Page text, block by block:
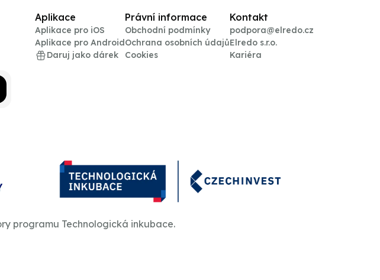
Aplikace
Aplikace pro iOS
Aplikace pro Android
Daruj jako dárek
Právní informace
Obchodní podmínky
Ochrana osobních údajů
Cookies
Kontakt
podpora@elredo.cz
Elredo s.r.o.
Kariéra
programu Technologická inkubace.